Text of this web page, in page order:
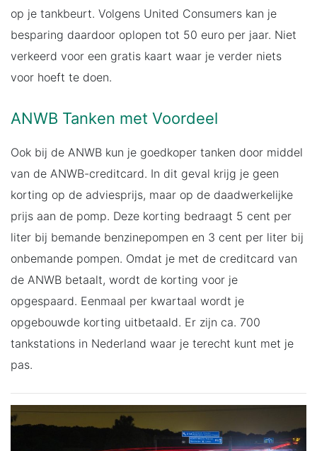
op je tankbeurt. Volgens United Consumers kan je
besparing daardoor oplopen tot 50 euro per jaar. Niet
verkeerd voor een gratis kaart waar je verder niets
voor hoeft te doen.
ANWB Tanken met Voordeel
Ook bij de ANWB kun je goedkoper tanken door middel
van de ANWB-creditcard. In dit geval krijg je geen
korting op de adviesprijs, maar op de daadwerkelijke
prijs aan de pomp. Deze korting bedraagt 5 cent per
liter bij bemande benzinepompen en 3 cent per liter bij
onbemande pompen. Omdat je met de creditcard van
de ANWB betaalt, wordt de korting voor je
opgespaard. Eenmaal per kwartaal wordt je
opgebouwde korting uitbetaald. Er zijn ca. 700
tankstations in Nederland waar je terecht kunt met je
pas.